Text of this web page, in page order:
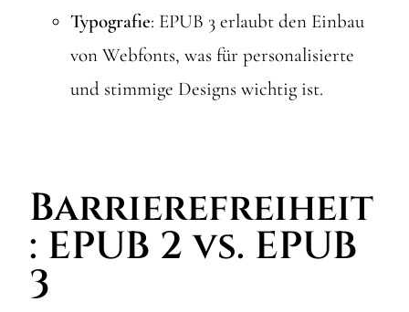
Typografie: EPUB 3 erlaubt den Einbau
von Webfonts, was für personalisierte
und stimmige Designs wichtig ist.
Barrierefreiheit
: EPUB 2 vs. EPUB
3